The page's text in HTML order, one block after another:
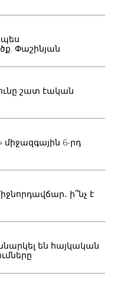
Փաշինյան
շատ էական
միջազգային 6-րդ
ի՞նչ է
են հայկական